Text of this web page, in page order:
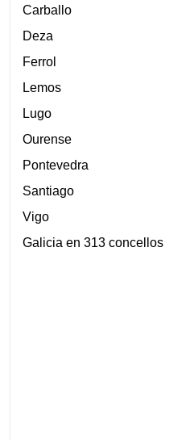
Carballo
Deza
Ferrol
Lemos
Lugo
Ourense
Pontevedra
Santiago
Vigo
Galicia en 313 concellos